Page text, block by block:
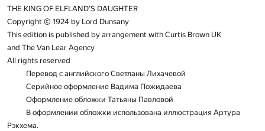
THE KING OF ELFLAND’S DAUGHTER
Copyright © 1924 by Lord Dunsany
This edition is published by arrangement with Curtis Brown UK
and The Van Lear Agency
All rights reserved
Перевод с английского Светланы Лихачевой
Серийное оформление Вадима Пожидаева
Оформление обложки Татьяны Павловой
В оформлении обложки использована иллюстрация Артура
Рэкхема.